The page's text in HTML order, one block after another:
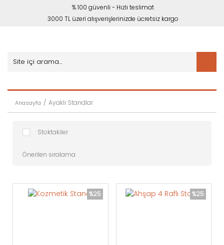
% 100 güvenli - Hızlı teslimat
3000 TL üzeri alışverişlerinizde ücretsiz kargo
Anasayfa Ayaklı Standlar
Stoktakiler
%25 %25